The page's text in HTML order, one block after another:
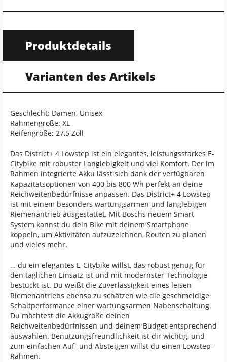
Produktdetails
Varianten des Artikels
Geschlecht: Damen, Unisex
Rahmengröße: XL
Reifengröße: 27,5 Zoll
Das District+ 4 Lowstep ist ein elegantes, leistungsstarkes E-
Citybike mit robuster Langlebigkeit und viel Komfort. Der im
Rahmen integrierte Akku lässt sich dank der verfügbaren
Kapazitätsoptionen von 400 bis 800 Wh perfekt an deine
Reichweitenbedürfnisse anpassen. Das District+ 4 Lowstep
ist mit einem besonders wartungsarmen und langlebigen
Riemenantrieb ausgestattet. Mit Boschs neuem Smart
System kannst du dein Bike mit deinem Smartphone
koppeln, um Aktivitäten aufzuzeichnen, Routen zu planen
und vieles mehr.
… du ein elegantes E-Citybike willst, das robust genug für
den täglichen Einsatz ist und mit modernster Technologie
bestückt ist. Du weißt die Zuverlässigkeit eines leisen
Riemenantriebs ebenso zu schätzen wie die geschmeidige
Schaltperformance einer wartungsarmen Nabenschaltung.
Du möchtest die Akkugröße deinen
Reichweitenbedürfnissen und deinem Budget entsprechend
auswählen. Benutzungsfreundlichkeit ist dir wichtig, und
zum einfachen Auf- und Absteigen willst du einen Lowstep-
Rahmen.